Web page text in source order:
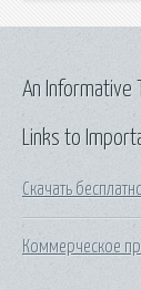
Links to
Скачать
Коммерческое
An Informative